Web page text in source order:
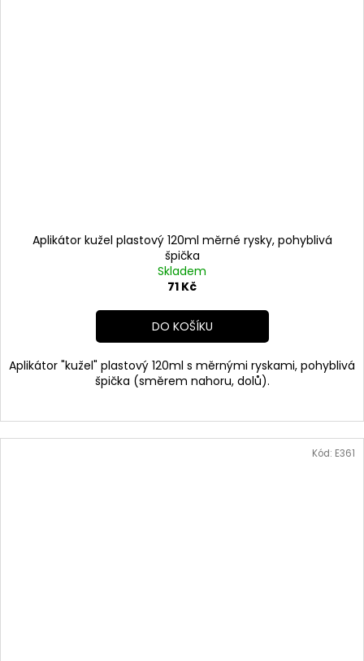
Aplikátor kužel plastový 120ml měrné rysky, pohyblivá
špička
Skladem
71 Kč
DO KOŠÍKU
Aplikátor "kužel" plastový 120ml s měrnými ryskami, pohyblivá
špička (směrem nahoru, dolů).
Kód: E361